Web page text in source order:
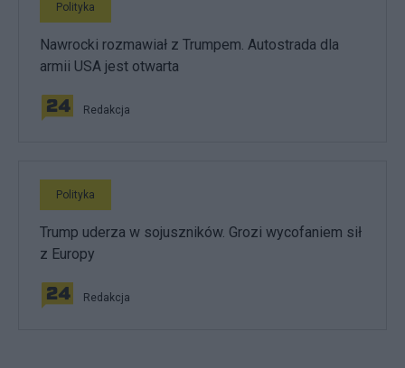
Polityka
Nawrocki rozmawiał z Trumpem. Autostrada dla
armii USA jest otwarta
Redakcja
Polityka
Trump uderza w sojuszników. Grozi wycofaniem sił
z Europy
Redakcja